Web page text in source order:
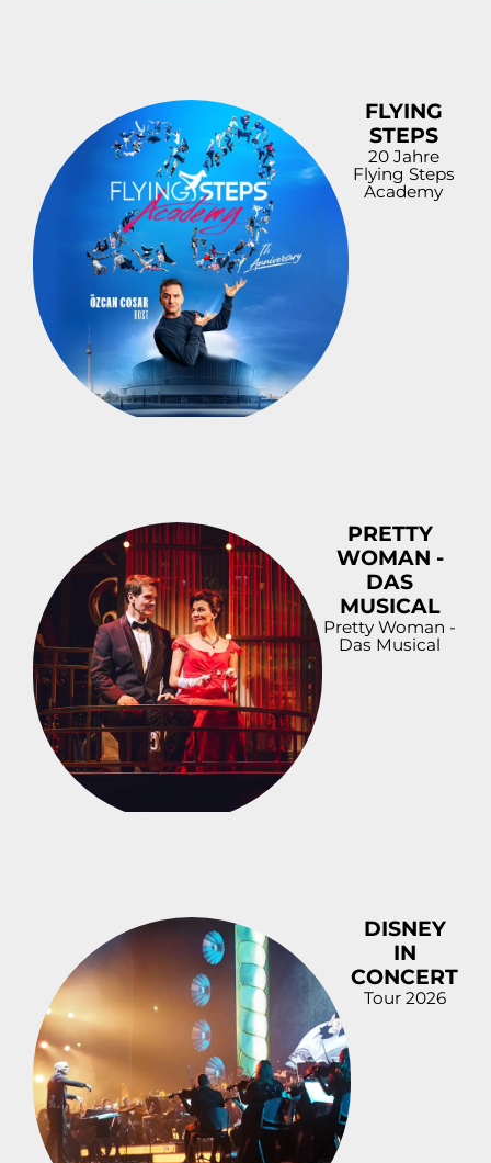
FLYING
STEPS
20 Jahre
Flying Steps
Academy
PRETTY
WOMAN -
DAS
MUSICAL
Pretty Woman -
Das Musical
DISNEY
IN
CONCERT
Tour 2026